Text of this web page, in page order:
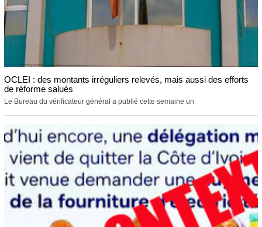
OCLEI : des montants irréguliers relevés, mais aussi des efforts
de réforme salués
Le Bureau du vérificateur général a publié cette semaine un